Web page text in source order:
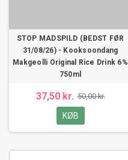
STOP MADSPILD (BEDST FØR
31/08/26) - Kooksoondang
Makgeolli Original Rice Drink 6%
750ml
37,50 kr. 50,00 kr.
KØB